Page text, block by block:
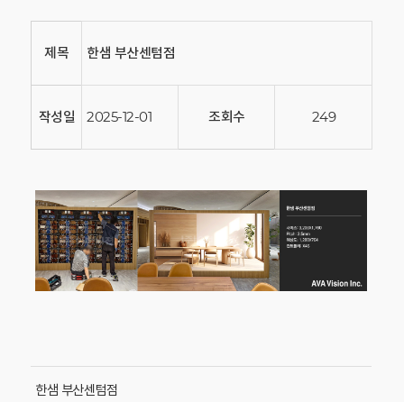
제목 한샘 부산센텀점
작성일 2025-12-01 조회수 249
한샘 부산센텀점